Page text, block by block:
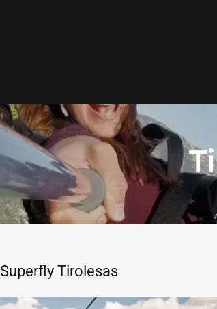
Superfly Tirolesas